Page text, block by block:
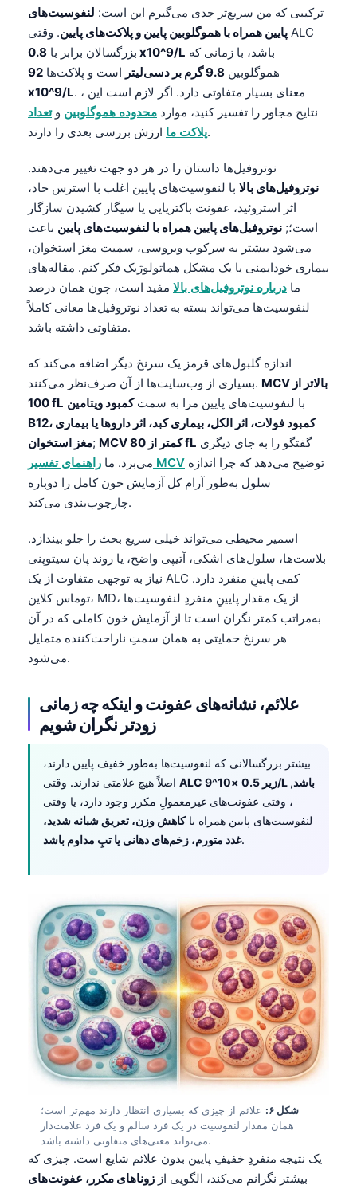
ترکیبی که من سریع‌تر جدی می‌گیرم این است: لنفوسیت‌های
پایین همراه با هموگلوبین پایین و پلاکت‌های پایین. وقتی ALC
بزرگسالان برابر با 0.8 x10^9/L
هموگلوبین 9.8 گرم بر دسی‌لیتر است و پلاکت‌ها 92
x10^9/L. ، معنای بسیار متفاوتی دارد. اگر لازم است این
نتایج مجاور را تفسیر کنید، موارد محدوده هموگلوبین وتعداد
پلاکت ماارزش بررسی بعدی را دارند.
نوتروفیل‌ها داستان را در هر دو جهت تغییر می‌دهند.
نوتروفیل‌های بالا با لنفوسیت‌های پایین اغلب با استرس حاد،
اثر استروئید، عفونت باکتریایی یا سیگار کشیدن سازگار
است؛; نوتروفیل‌های پایین همراه با لنفوسیت‌های پایین باعث
می‌شود بیشتر به سرکوب ویروسی، سمیت مغز استخوان،
بیماری خودایمنی یا یک مشکل هماتولوژیک فکر کنم. مقاله‌های
ما درباره نوتروفیل‌های بالا مفید است، چون همان درصد
لنفوسیت‌ها می‌تواند بسته به تعداد نوتروفیل‌ها معانی کاملاً
متفاوتی داشته باشد.
اندازه گلبول‌های قرمز یک سرنخ دیگر اضافه می‌کند که
بسیاری از وب‌سایت‌ها از آن صرف‌نظر می‌کنند. MCV بالاتر از
100 fL
با لنفوسیت‌های پایین مرا به سمتکمبود ویتامین
B12، کمبود فولات، اثر الکل، بیماری کبد، اثر داروها یا بیماری
مغز استخوان; MCV کمتر از 80 fL
می‌برد. ما راهنمای تفسیر MCV
سلول به‌طور آرام کل آزمایش خون کامل را دوباره
چارچوب‌بندی می‌کند.
اسمیر محیطی می‌تواند خیلی سریع بحث را جلو بیندازد.
بلاست‌ها، سلول‌های اشکی، آتیپی واضح، یا روند پان سیتوپنی
نیاز به توجهی متفاوت از یک ALC کمی پایینِ منفرد دارد.
توماس کلاین، MD، از یک مقدار پایینِ منفردِ لنفوسیت‌ها
به‌مراتب کمتر نگران است تا از آزمایش خون کاملی که در آن
هر سرنخ حمایتی به همان سمتِ ناراحت‌کننده متمایل
می‌شود.
علائم، نشانه‌های عفونت و اینکه چه زمانی
زودتر نگران شویم
بیشتر بزرگسالانی که لنفوسیت‌ها به‌طور خفیف پایین دارند،
ALC زیر 0.5 ×10^9/L باشد,
، وقتی عفونت‌های غیرمعمولِ مکرر وجود دارد، یا وقتی
لنفوسیت‌های پایین همراه باکاهش وزن، تعریق شبانه شدید،
غدد متورم، زخم‌های دهانی یا تبِ مداوم باشد.
شکل ۶:
علائم از چیزی که بسیاری انتظار دارند مهم‌تر است؛
همان مقدار لنفوسیت در یک فرد سالم و یک فرد علامت‌دار
می‌تواند معنی‌های متفاوتی داشته باشد.
یک نتیجه منفردِ خفیفِ پایین بدون علائم شایع است. چیزی که
بیشتر نگرانم می‌کند، الگویی از زوناهای مکرر، عفونت‌های
Galego
Latviešu valoda
Македонски јазик
Gàidhlig
Occitan
العربية المغربية
Afrikaans
Монгол
ພາສາລາວ
Basa Jawa
Кыргызча
Татар теле
Беларуская мова
Esperanto
Frysk
Ślōnskŏ gŏdka